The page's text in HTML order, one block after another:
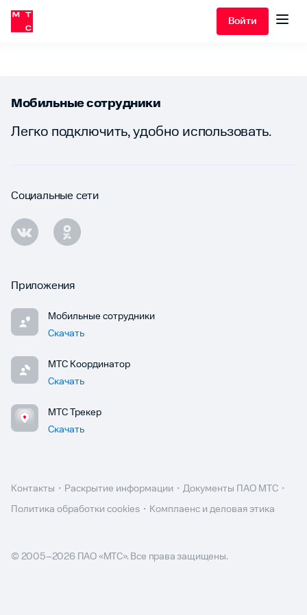
Войти
Мобильные сотрудники
Легко подключить, удобно использовать.
Социальные сети
Приложения
Мобильные сотрудники
Скачать
МТС Координатор
Скачать
МТС Трекер
Скачать
© 2005–2026 ПАО «МТС». Все права защищены.
Контакты Раскрытие информации
Документы ПАО МТС
Политика обработки cookies
Комплаенс и деловая этика